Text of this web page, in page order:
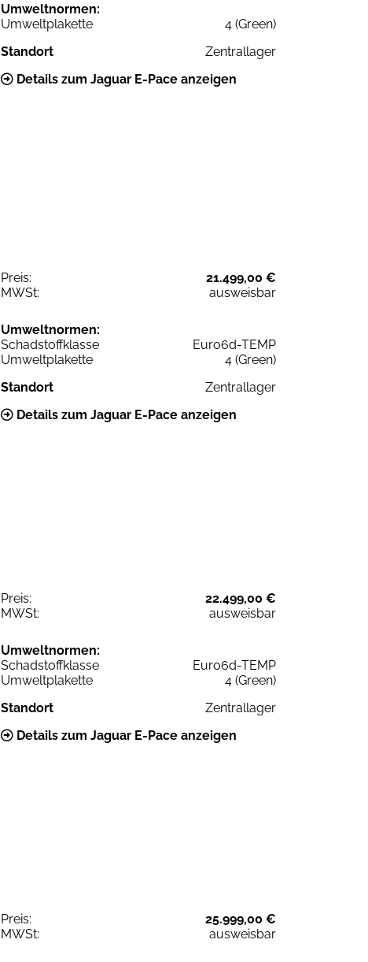
Umweltnormen:
Umweltplakette
4 (Green)
Standort
Zentrallager
Details zum Jaguar E-Pace anzeigen
Preis:
21.499,00 €
MWSt:
ausweisbar
Umweltnormen:
Schadstoffklasse
Euro6d-TEMP
Umweltplakette
4 (Green)
Standort
Zentrallager
Details zum Jaguar E-Pace anzeigen
Preis:
22.499,00 €
MWSt:
ausweisbar
Umweltnormen:
Schadstoffklasse
Euro6d-TEMP
Umweltplakette
4 (Green)
Standort
Zentrallager
Details zum Jaguar E-Pace anzeigen
Preis:
25.999,00 €
MWSt:
ausweisbar